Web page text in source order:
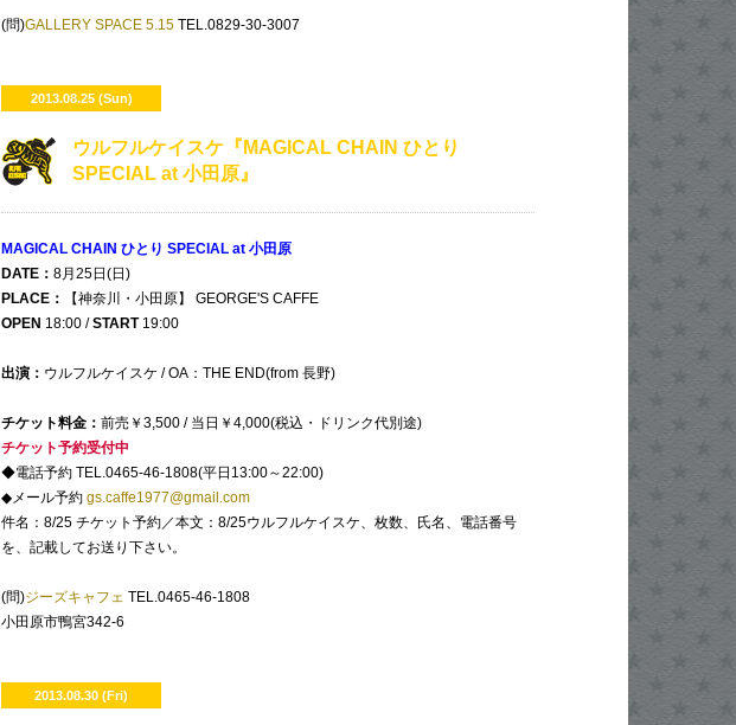
(問)GALLERY SPACE 5.15 TEL.0829-30-3007
2013.08.25 (Sun)
ウルフルケイスケ『MAGICAL CHAIN ひとり
SPECIAL at 小田原』
MAGICAL CHAIN ひとり SPECIAL at 小田原
DATE： 8月25日(日)
PLACE：
【神奈川・小田原】 GEORGE'S CAFFE
OPEN 18:00 /START19:00
出演： ウルフルケイスケ / OA：THE END(from 長野)
チケット料金： 前売￥3,500 / 当日￥4,000(税込・ドリンク代別途)
チケット予約受付中
◆電話予約 TEL.0465-46-1808(平日13:00～22:00)
◆メール予約 gs.caffe1977@gmail.com
件名：8/25 チケット予約／本文：8/25ウルフルケイスケ、枚数、氏名、電話番号
を、記載してお送り下さい。
(問)ジーズキャフェ TEL.0465-46-1808
小田原市鴨宮342-6
2013.08.30 (Fri)